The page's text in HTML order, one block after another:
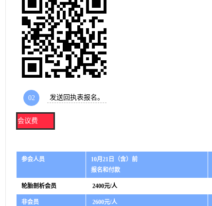
02 发送回执表报名。
会议费
参会人员
10月21日（含）前
报名和付款
轮胎剖析会员 2400元/人
非会员 2600元/人